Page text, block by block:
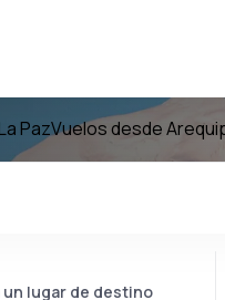
PazVuelos desde